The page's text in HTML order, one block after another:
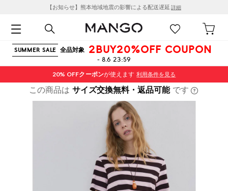
【お知らせ】熊本地域地震の影響による配送遅延 詳細
SUMMER SALE 全品対象 2BUY20%OFF COUPON
- 8.6 23:59
20% OFFクーポンが使えます 利用条件を見る
この商品は サイズ交換無料・返品可能 です